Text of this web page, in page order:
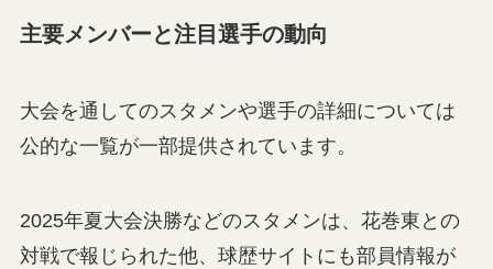
主要メンバーと注目選手の動向
大会を通してのスタメンや選手の詳細については
公的な一覧が一部提供されています。
2025年夏大会決勝などのスタメンは、花巻東との
対戦で報じられた他、球歴サイトにも部員情報が